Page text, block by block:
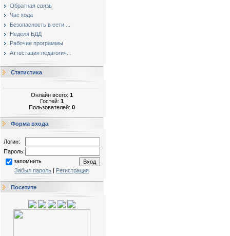
Обратная связь
Час кода
Безопасность в сети ...
Неделя БДД
Рабочие программы
Аттестация педагогич...
Статистика
Онлайн всего: 1
Гостей: 1
Пользователей: 0
Форма входа
Логин:
Пароль:
запомнить
Забыл пароль | Регистрация
Посетите